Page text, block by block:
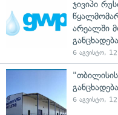
ჯივიპი
არეალში
6 აგვისტო,
6 აგვისტო,